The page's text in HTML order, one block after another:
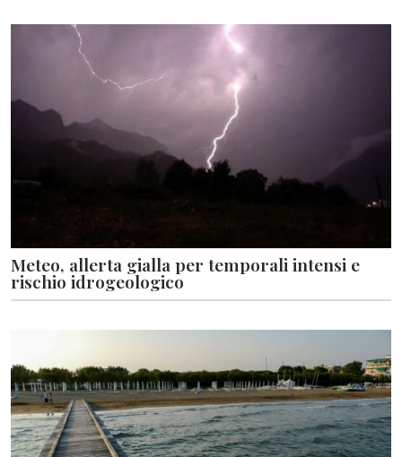
Meteo, allerta gialla per temporali intensi e
rischio idrogeologico